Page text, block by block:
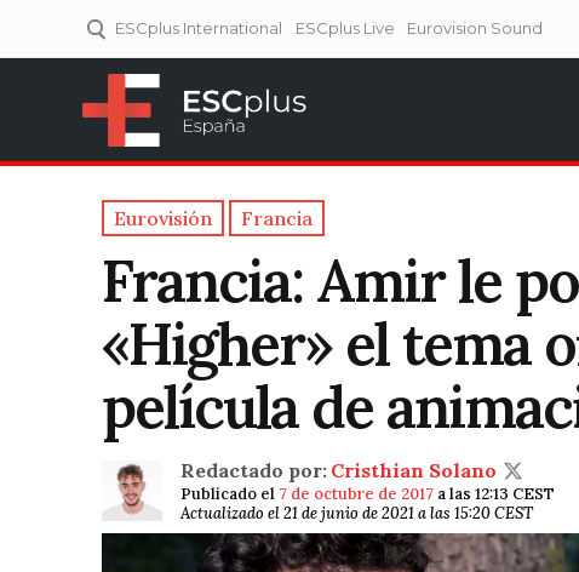
ESCplus International ESCplus Live Eurovision Sound
Eurovisión Francia
Francia: Amir le
«Higher» el tema
película de
Redactado por: Cristhian Solano
Publicado el 7 de octubre de 2017 a las 12:13 CEST
Actualizado el 21 de junio de 2021 a las 15:20 CEST